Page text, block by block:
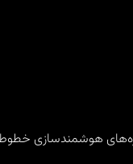
هوشمندسازی